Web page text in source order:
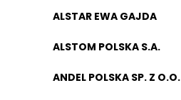
ALSTAR EWA GAJDA
ALSTOM POLSKA S.A.
ANDEL POLSKA SP. Z O.O.